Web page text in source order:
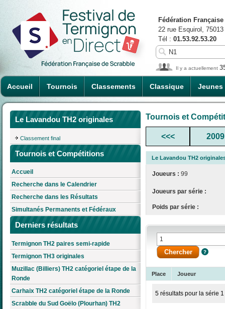
Accueil Tournois Classements Classique Jeunes
Fédération
22 rue Esquirol,
Tél : 01.53.92.53.20
Il y a actuellement
Le Lavandou TH2 originales
Classement final
Tournois et Compétitions
Accueil
Recherche dans le Calendrier
Recherche dans les Résultats
Simultanés Permanents et Fédéraux
Derniers résultats
Termignon TH2 paires semi-rapide
Termignon TH3 originales
Muzillac (Billiers) TH2 catégoriel étape de la
Ronde
Carhaix TH2 catégoriel étape de la Ronde
Scrabble du Sud Goëlo (Plourhan) TH2
Tournois et
<<< 2009
Le Lavandou TH2
Joueurs : 99
Joueurs par série :
Poids par série :
Place Joueur
5 résultats pour la série 1